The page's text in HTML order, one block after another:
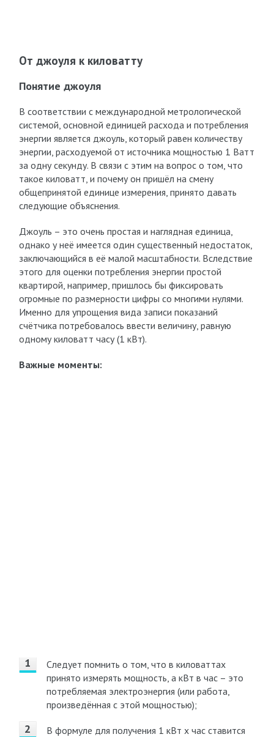
От джоуля к киловатту
Понятие джоуля
В соответствии с международной метрологической
системой, основной единицей расхода и потребления
энергии является джоуль, который равен количеству
энергии, расходуемой от источника мощностью 1 Ватт
за одну секунду. В связи с этим на вопрос о том, что
такое киловатт, и почему он пришёл на смену
общепринятой единице измерения, принято давать
следующие объяснения.
Джоуль – это очень простая и наглядная единица,
однако у неё имеется один существенный недостаток,
заключающийся в её малой масштабности. Вследствие
этого для оценки потребления энергии простой
квартирой, например, пришлось бы фиксировать
огромные по размерности цифры со многими нулями.
Именно для упрощения вида записи показаний
счётчика потребовалось ввести величину, равную
одному киловатт часу (1 кВт).
Важные моменты:
Следует помнить о том, что в киловаттах
принято измерять мощность, а кВт в час – это
потребляемая электроэнергия (или работа,
произведённая с этой мощностью);
В формуле для получения 1 кВт х час ставится